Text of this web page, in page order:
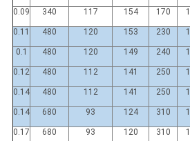
170
154
117
340
0.09
230
153
120
480
0.11
240
149
120
480
0.1
250
141
112
480
0.12
250
141
112
480
0.14
310
124
93
680
0.14
310
120
93
680
0.17